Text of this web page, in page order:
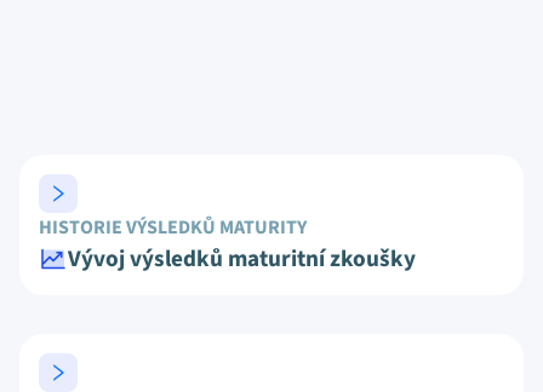
HISTORIE VÝSLEDKŮ MATURITY
Vývoj výsledků maturitní zkoušky